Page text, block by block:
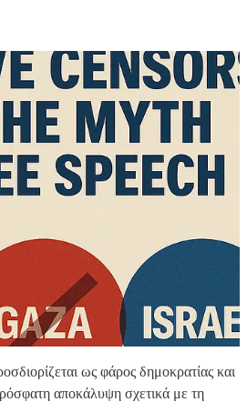
ως φάρος δημοκρατίας και
αποκάλυψη σχετικά με τη